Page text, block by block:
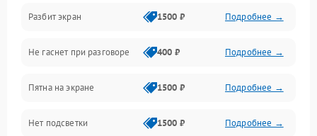
Проблемы с дисплеем и сенсором
Зарядка
Проблемы с питанием, зарядкой и аккумулятором
Проблемы с работой системы, корпусом и другие
Разбит экран 1500 ₽ Подробнее →
Не гаснет при разговоре 400 ₽ Подробнее →
Пятна на экране 1500 ₽ Подробнее →
Нет подсветки 1500 ₽ Подробнее →